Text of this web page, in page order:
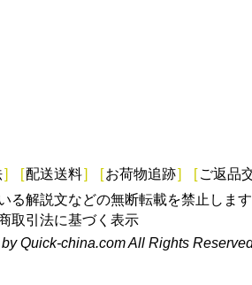
] [配送送料] [お荷物追跡] [ ご返品
解説文などの無断転載を禁止します
取引法に基づく表示
Quick-china.com All Rights